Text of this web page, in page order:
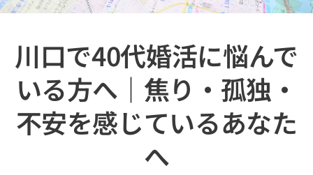
川口で40代婚活に悩んで
いる方へ｜焦り・孤独・
不安を感じているあなた
へ